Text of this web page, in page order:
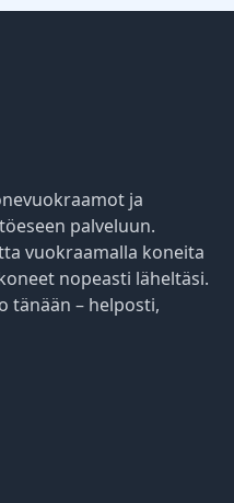
ja
palveluun.
vuokraamalla koneita
nopeasti läheltäsi.
tänään – helposti,